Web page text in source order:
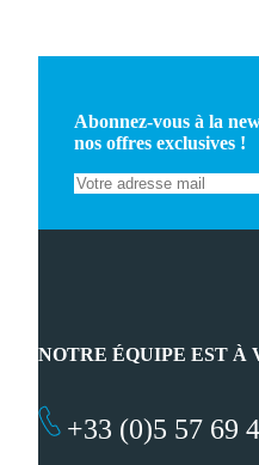
Abonnez-vous à la
nos offres exclusives !
NOTRE ÉQUIPE EST À
+33 (0)5 57 69